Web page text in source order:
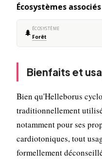
Écosystèmes associés
🌲 ÉCOSYSTÈME
Forêt
Bienfaits et
Bien qu'Helleborus
traditionnellement
notamment pour ses
cardiotoniques, tout
formellement